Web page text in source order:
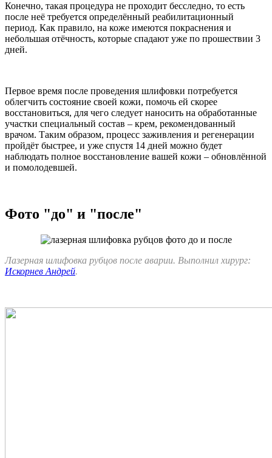
Конечно, такая процедура не проходит бесследно, то есть
после неё требуется определённый реабилитационный
период. Как правило, на коже имеются покраснения и
небольшая отёчность, которые спадают уже по прошествии 3
дней.
Первое время после проведения шлифовки потребуется
облегчить состояние своей кожи, помочь ей скорее
восстановиться, для чего следует наносить на обработанные
участки специальный состав – крем, рекомендованный
врачом. Таким образом, процесс заживления и регенерации
пройдёт быстрее, и уже спустя 14 дней можно будет
наблюдать полное восстановление вашей кожи – обновлённой
и помолодевшей.
Фото "до" и "после"
Лазерная шлифовка рубцов после аварии. Выполнил хирург:
Искорнев Андрей.